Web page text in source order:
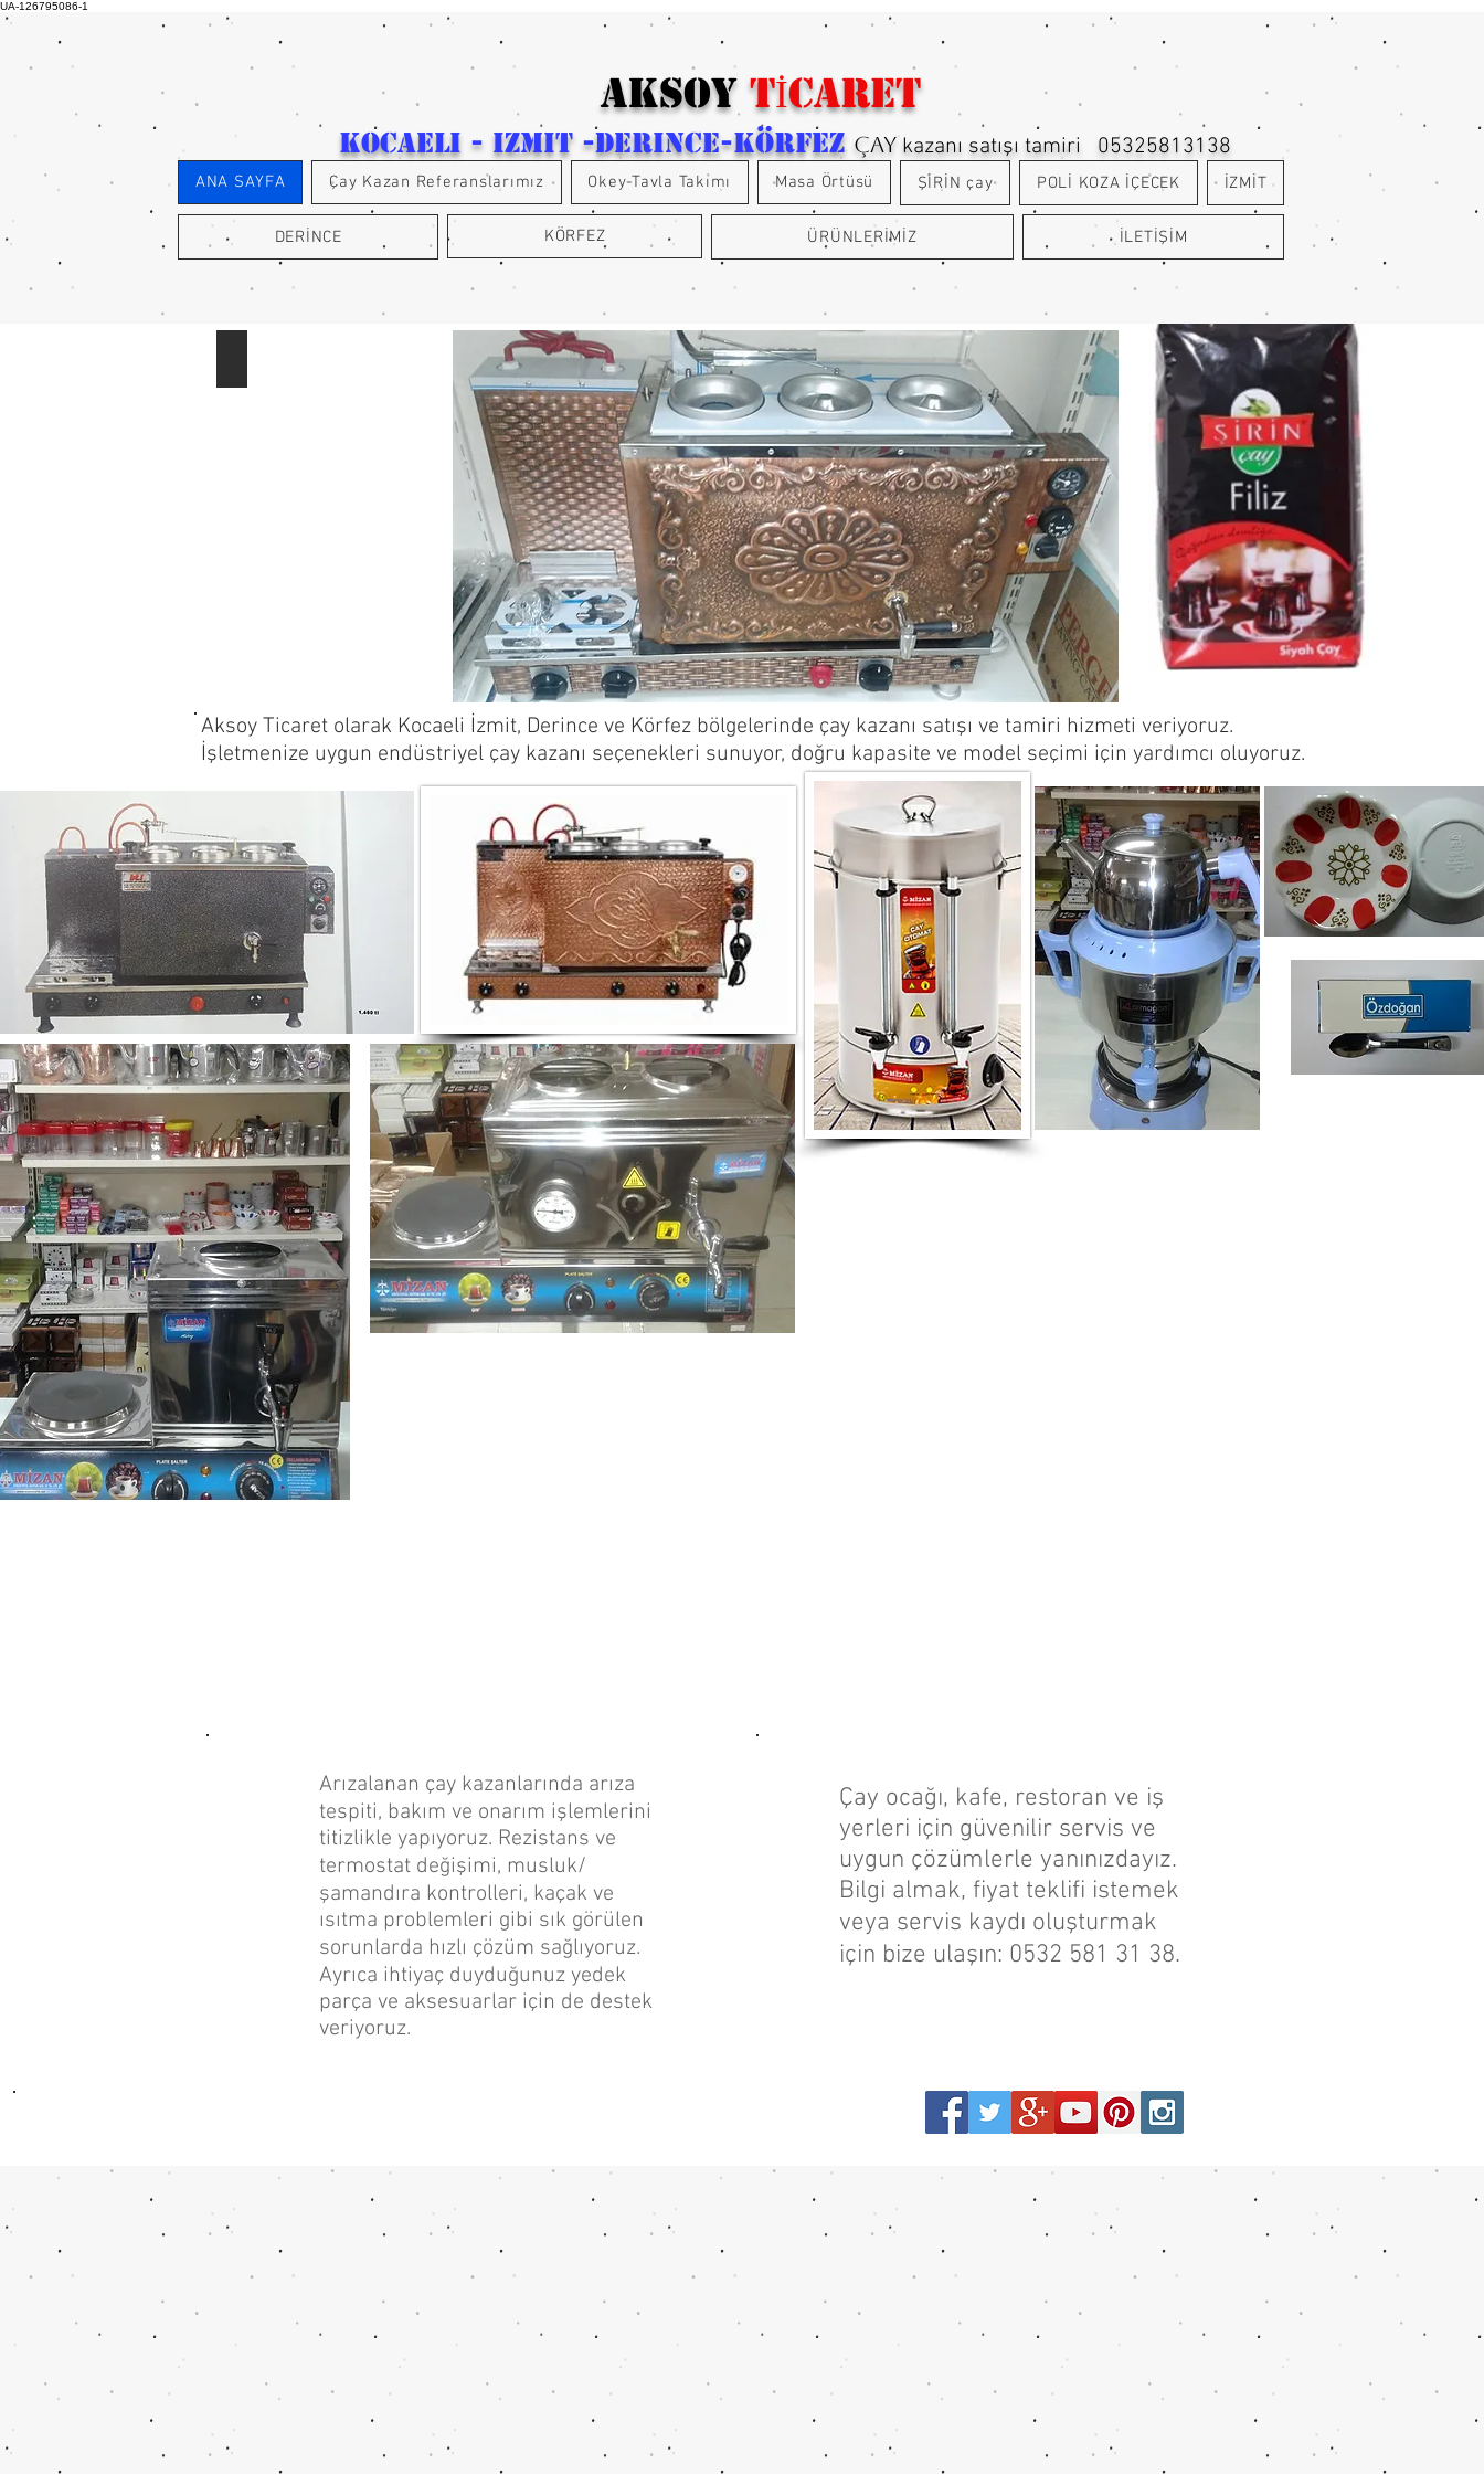
UA-126795086-1
aksoyTİCARET
kocaeli - izmit -derince-körfez ÇAY kazanı satışı tamiri 05325813138
ANA SAYFA Çay Kazan Referanslarımız Okey-Tavla Takımı Masa Örtüsü ŞİRİN çay POLİ KOZA İÇECEK İZMİT
DERİNCE KÖRFEZ ÜRÜNLERİMİZ İLETİŞİM
Şirin Çay Bayi Aksoy Ticaret Toptan fiyat
Aksoy Ticaret olarak Kocaeli İzmit, Derince ve Körfez bölgelerinde çay kazanı satışı ve tamiri hizmeti veriyoruz.
İşletmenize uygun endüstriyel çay kazanı seçenekleri sunuyor, doğru kapasite ve model seçimi için yardımcı oluyoruz.
Arızalanan çay kazanlarında arıza
tespiti, bakım ve onarım işlemlerini
titizlikle yapıyoruz. Rezistans ve
termostat değişimi, musluk/
şamandıra kontrolleri, kaçak ve
ısıtma problemleri gibi sık görülen
sorunlarda hızlı çözüm sağlıyoruz.
Ayrıca ihtiyaç duyduğunuz yedek
parça ve aksesuarlar için de destek
veriyoruz.
Çay ocağı, kafe, restoran ve iş
yerleri için güvenilir servis ve
uygun çözümlerle yanınızdayız.
Bilgi almak, fiyat teklifi istemek
veya servis kaydı oluşturmak
için bize ulaşın: 0532 581 31 38.